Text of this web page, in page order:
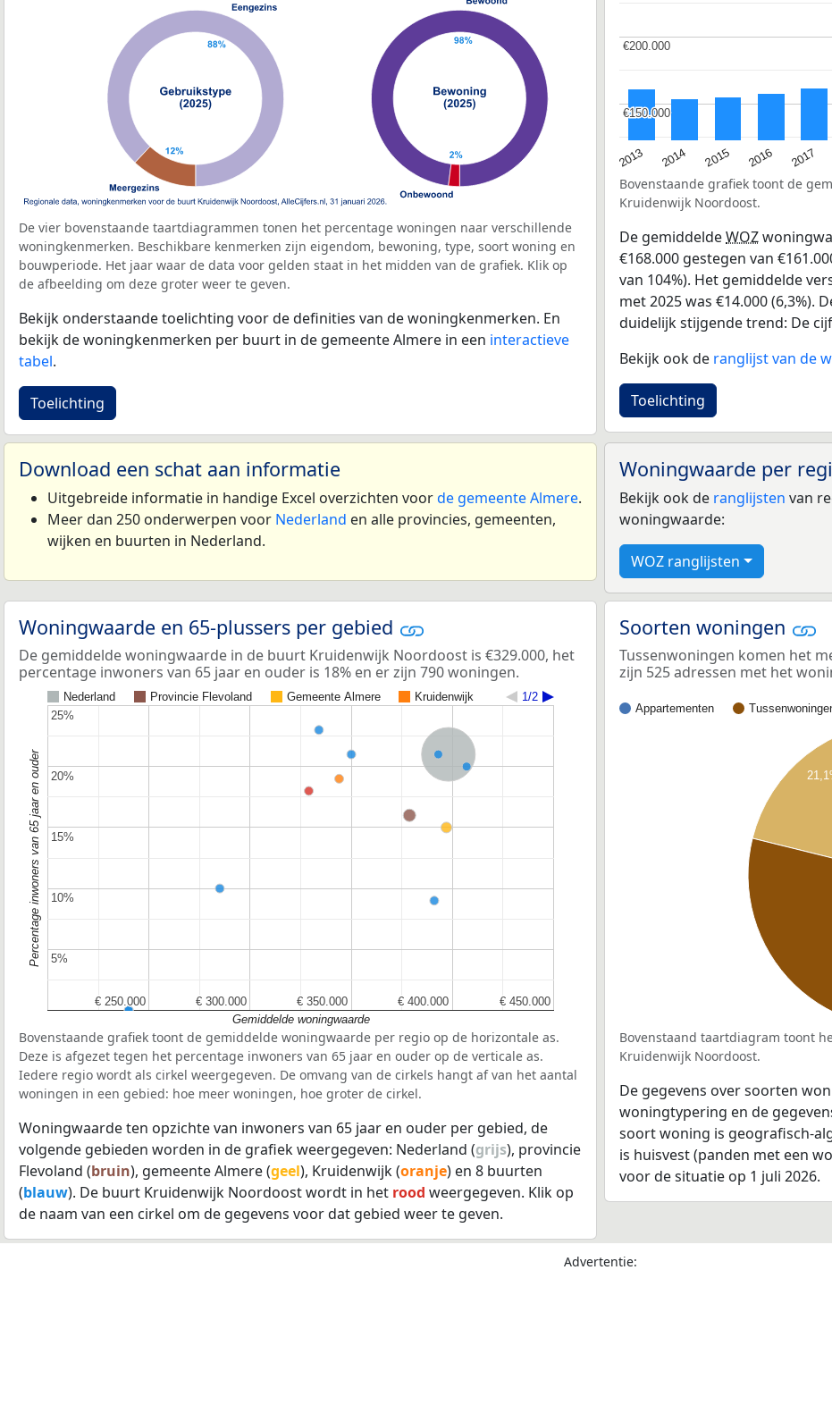
De vier bovenstaande taartdiagrammen tonen het percentage woningen naar verschillende
woningkenmerken. Beschikbare kenmerken zijn eigendom, bewoning, type, soort woning en
bouwperiode. Het jaar waar de data voor gelden staat in het midden van de grafiek. Klik op
de afbeelding om deze groter weer te geven.
Bekijk onderstaande toelichting voor de definities van de woningkenmerken. En
bekijk de woningkenmerken per buurt in de gemeente Almere in een interactieve
tabel.
Toelichting
2013 2014 2015 2016 2017
€150.000
€150.000
€200.000
€200.000
Bovenstaande grafiek toont de
Kruidenwijk Noordoost.
De gemiddeldeWOZ
€168.000 gestegen van
van 104%). Het gemiddelde
met 2025 was €14.000 (6,3%).
duidelijk stijgende trend: De
Bekijk ook de ranglijst van de
Toelichting
Download een schat aan informatie
Uitgebreide informatie in handige Excel overzichten voorde gemeente Almere.
Meer dan 250 onderwerpen voor Nederland en alle provincies, gemeenten,
wijken en buurten in Nederland.
Woningwaarde per
Bekijk ook de ranglijsten van
woningwaarde:
WOZ ranglijsten
Woningwaarde en 65-plussers per gebied
De gemiddelde woningwaarde in de buurt Kruidenwijk Noordoost is €329.000, het
percentage inwoners van 65 jaar en ouder is 18% en er zijn 790 woningen.
Nederland Provincie Flevoland Gemeente Almere Kruidenwijk 1/2
Nederland
€ 250.000
€ 250.000 € 300.000
€ 300.000 € 350.000
€ 350.000 € 400.000
€ 400.000 € 450.000
€ 450.000
5%
5%
10%
10%
15%
15%
20%
20%
25%
25%
Gemiddelde woningwaarde
Percentage inwoners van 65 jaar en ouder
Bovenstaande grafiek toont de gemiddelde woningwaarde per regio op de horizontale as.
Deze is afgezet tegen het percentage inwoners van 65 jaar en ouder op de verticale as.
Iedere regio wordt als cirkel weergegeven. De omvang van de cirkels hangt af van het aantal
woningen in een gebied: hoe meer woningen, hoe groter de cirkel.
Woningwaarde ten opzichte van inwoners van 65 jaar en ouder per gebied, de
volgende gebieden worden in de grafiek weergegeven: Nederland (grijs), provincie
Flevoland (bruin), gemeente Almere (geel), Kruidenwijk (oranje) en 8 buurten
(blauw). De buurt Kruidenwijk Noordoost wordt in het rood weergegeven. Klik op
de naam van een cirkel om de gegevens voor dat gebied weer te geven.
Soorten woningen
Tussenwoningen komen het
zijn 525 adressen met het
Appartementen
Bovenstaand taartdiagram toont
Kruidenwijk Noordoost.
De gegevens over soorten
woningtypering en de
soort woning is geografisch-
is huisvest (panden met een
voor de situatie op 1 juli 2026.
Advertentie: